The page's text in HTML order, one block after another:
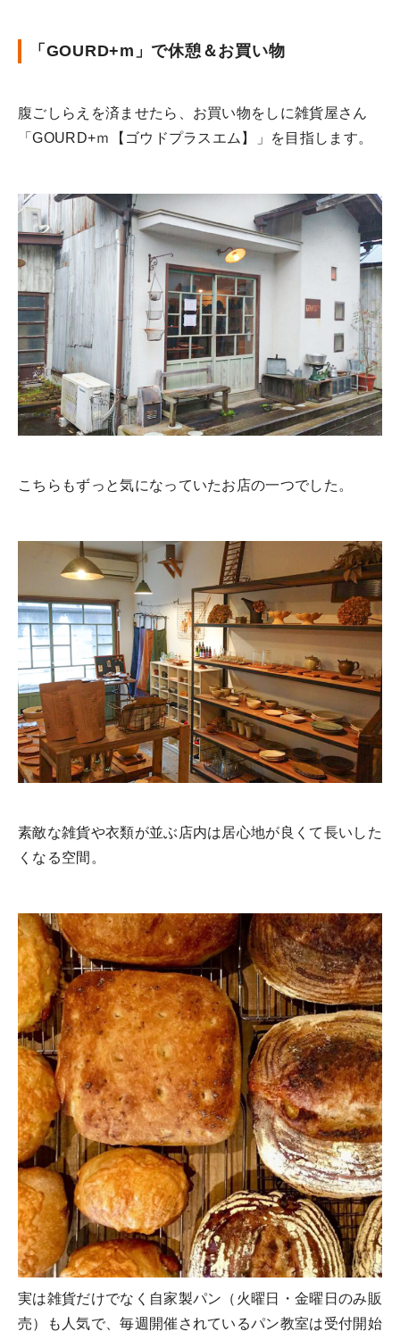
「GOURD+m」で休憩＆お買い物
腹ごしらえを済ませたら、お買い物をしに雑貨屋さん
「GOURD+ｍ【ゴウドプラスエム】」を目指します。
こちらもずっと気になっていたお店の一つでした。
素敵な雑貨や衣類が並ぶ店内は居心地が良くて長いした
くなる空間。
実は雑貨だけでなく自家製パン（火曜日・金曜日のみ販
売）も人気で、毎週開催されているパン教室は受付開始